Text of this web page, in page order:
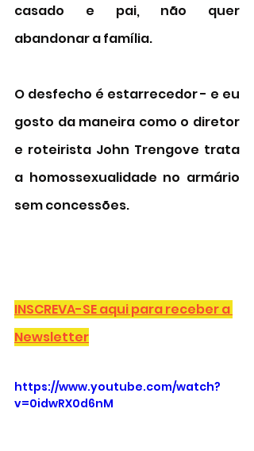
casado e pai, não quer
abandonar a família.
O desfecho é estarrecedor - e eu
gosto da maneira como o diretor
e roteirista John Trengove trata
a homossexualidade no armário
sem concessões.
INSCREVA-SE aqui para receber a
Newsletter
https://www.youtube.com/watch?
v=0idwRX0d6nM